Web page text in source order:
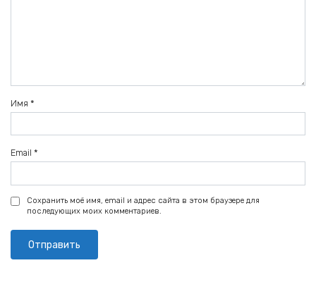
Имя *
Email *
Сохранить моё имя, email и адрес сайта в этом браузере для
последующих моих комментариев.